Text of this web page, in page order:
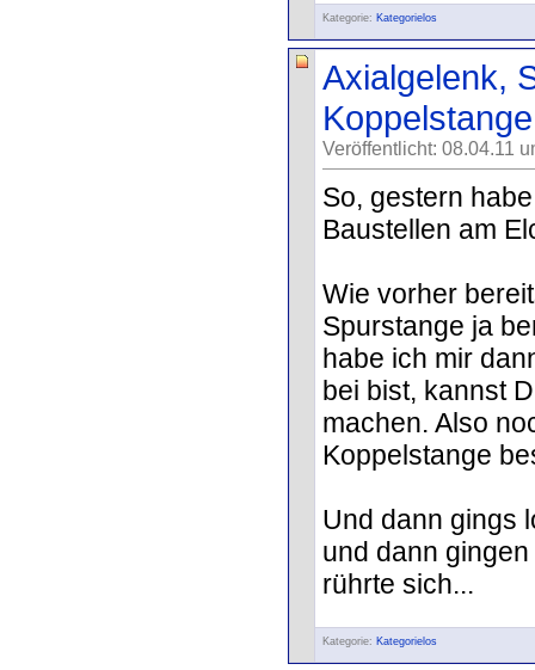
Kategorie: Kategorielos
Axialgelenk,
Koppelstange
Veröffentlicht: 08.04.11
So, gestern
Baustellen am
Wie vorher
Spurstange ja
habe ich mir
bei bist, kannst
machen. Also
Koppelstange
Und dann gings
und dann
rührte sich...
Kategorie: Kategorielos